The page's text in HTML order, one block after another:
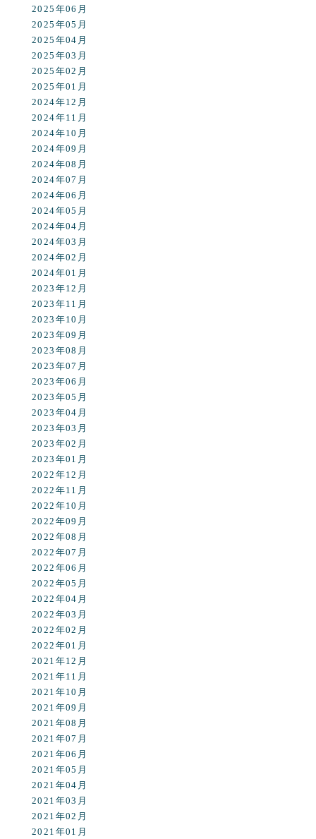
2025年06月
2025年05月
2025年04月
2025年03月
2025年02月
2025年01月
2024年12月
2024年11月
2024年10月
2024年09月
2024年08月
2024年07月
2024年06月
2024年05月
2024年04月
2024年03月
2024年02月
2024年01月
2023年12月
2023年11月
2023年10月
2023年09月
2023年08月
2023年07月
2023年06月
2023年05月
2023年04月
2023年03月
2023年02月
2023年01月
2022年12月
2022年11月
2022年10月
2022年09月
2022年08月
2022年07月
2022年06月
2022年05月
2022年04月
2022年03月
2022年02月
2022年01月
2021年12月
2021年11月
2021年10月
2021年09月
2021年08月
2021年07月
2021年06月
2021年05月
2021年04月
2021年03月
2021年02月
2021年01月